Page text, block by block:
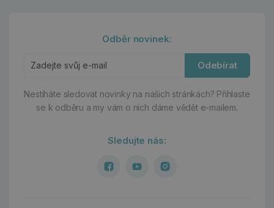
Odběr novinek:
Odebírat
Nestíháte sledovat novinky na našich stránkách? Přihlaste
se k odběru a my vám o nich dáme vědět e-mailem.
Sledujte nás: